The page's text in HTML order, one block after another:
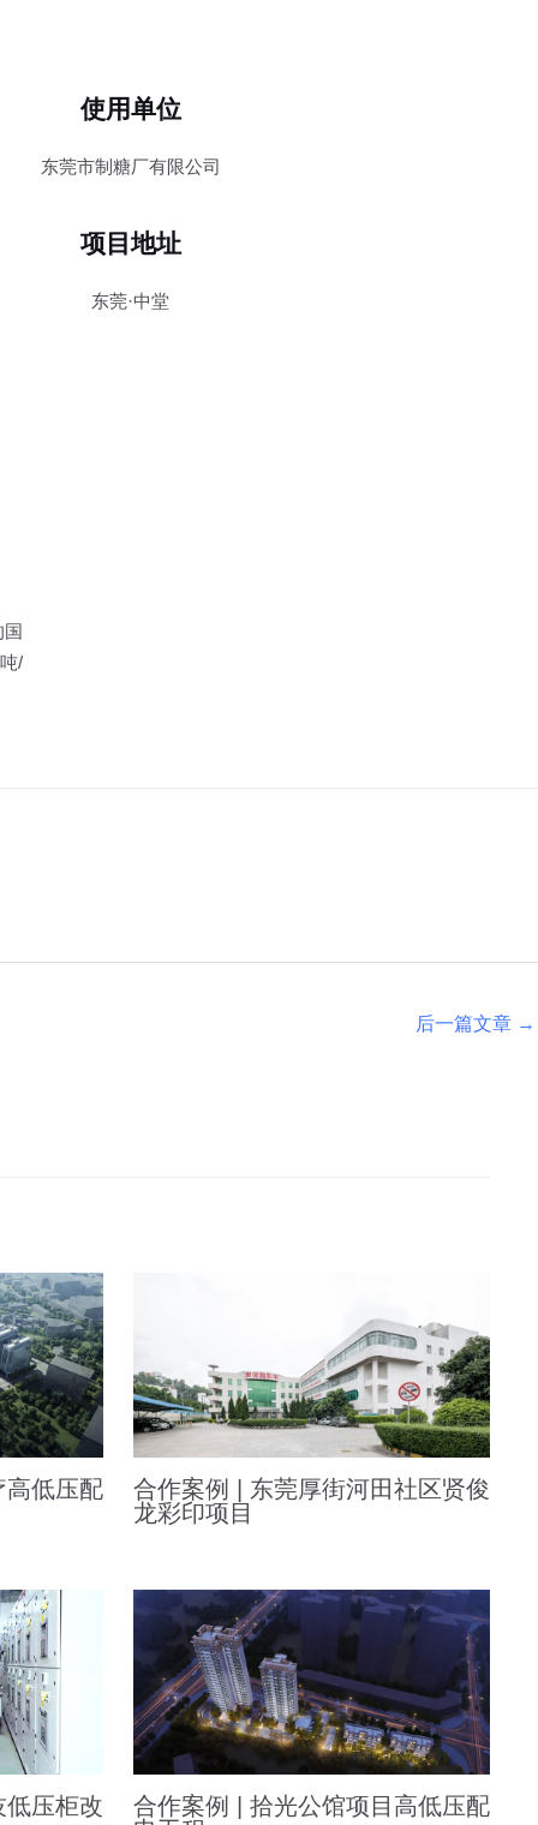
使用单位
东莞市制糖厂有限公司
项目地址
东莞·中堂
国
/
后一篇文章 →
低压配
合作案例 | 东莞厚街河田社区贤俊
龙彩印项目
压柜改
合作案例 | 拾光公馆项目高低压配